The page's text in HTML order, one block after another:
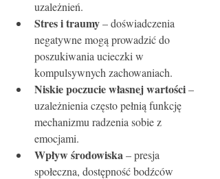
uzależnień.
Stres i traumy – doświadczenia
negatywne mogą prowadzić do
poszukiwania ucieczki w
kompulsywnych zachowaniach.
Niskie poczucie własnej wartości –
uzależnienia często pełnią funkcję
mechanizmu radzenia sobie z
emocjami.
Wpływ środowiska – presja
społeczna, dostępność bodźców